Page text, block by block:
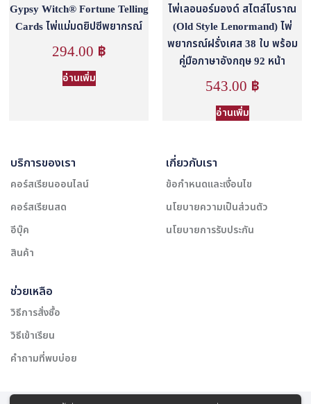
Gypsy Witch® Fortune Telling
Cards ไพ่แม่มดยิปซีพยากรณ์
294.00 ฿
อ่านเพิ่ม
ไพ่เลอนอร์มองด์ สไตล์โบราณ
(Old Style Lenormand) ไพ่
พยากรณ์ฝรั่งเศส 38 ใบ พร้อม
คู่มือภาษาอังกฤษ 92 หน้า
543.00 ฿
อ่านเพิ่ม
บริการของเรา
คอร์สเรียนออนไลน์
คอร์สเรียนสด
อีบุ๊ค
สินค้า
เกี่ยวกับเรา
ข้อกำหนดและเงื่อนไข
นโยบายความเป็นส่วนตัว
นโยบายการรับประกัน
ช่วยเหลือ
วิธีการสั่งซื้อ
วิธีเข้าเรียน
คำถามที่พบบ่อย